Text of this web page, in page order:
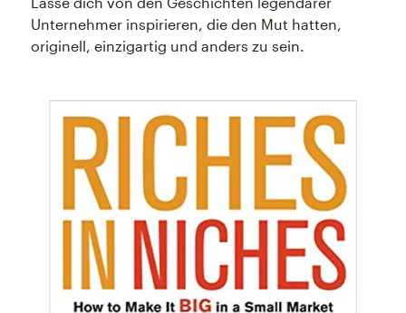
Unternehmer inspirieren, die den Mut hatten,
originell, einzigartig und anders zu sein.